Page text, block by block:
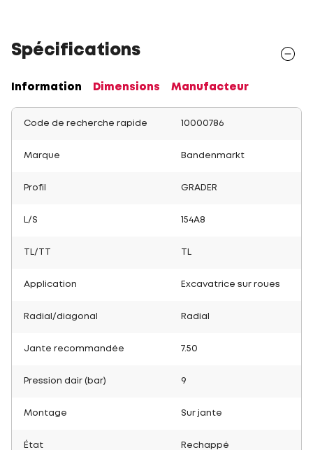
Spécifications
Information Dimensions Manufacteur
Code de recherche rapide 10000786
Marque Bandenmarkt
Profil GRADER
L/S 154A8
TL/TT
Application Excavatrice sur roues
Radial/diagonal Radial
Jante recommandée 7.50
Pression dair (bar) 9
Montage Sur jante
État Rechappé